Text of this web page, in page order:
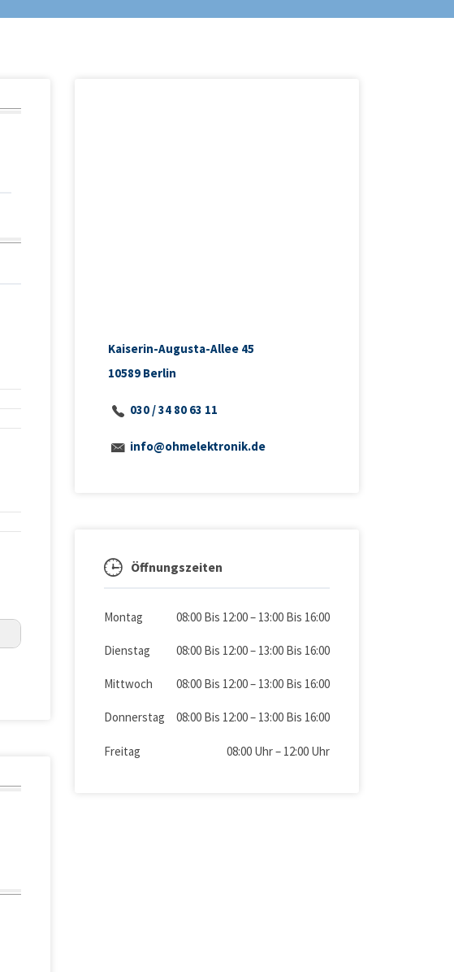
Kaiserin-Augusta-Allee 45
10589 Berlin
030 / 34 80 63 11
info@ohmelektronik.de
Öffnungszeiten
Montag 08:00 Bis 12:00– 13:00 Bis 16:00
Dienstag 08:00 Bis 12:00– 13:00 Bis 16:00
Mittwoch 08:00 Bis 12:00– 13:00 Bis 16:00
Donnerstag 08:00 Bis 12:00– 13:00 Bis 16:00
Freitag 08:00 Uhr– 12:00 Uhr